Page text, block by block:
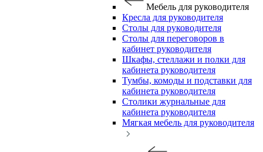
Мебель для руководителя
Кресла для руководителя
Столы для руководителя
Столы для переговоров в
кабинет руководителя
Шкафы, стеллажи и полки для
кабинета руководителя
Тумбы, комоды и подставки для
кабинета руководителя
Столики журнальные для
кабинета руководителя
Мягкая мебель для руководителя